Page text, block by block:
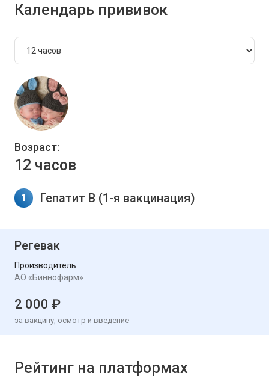
Календарь прививок
Возраст:
12 часов
1 Гепатит В (1-я вакцинация)
Регевак
Производитель:
АО «Биннофарм»
2 000 ₽
за вакцину, осмотр и введение
Рейтинг на платформах